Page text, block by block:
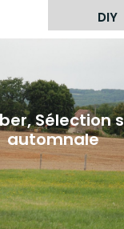
DIY
Sélection
automnale